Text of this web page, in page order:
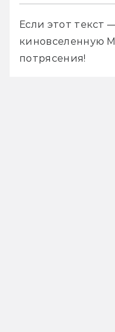
Если этот текст
киновселенную
потрясения!